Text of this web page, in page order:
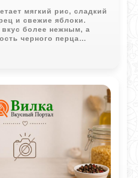
мягкий рис, сладкий
и свежие яблоки.
более нежным, а
черного перца
сладковатые овощные